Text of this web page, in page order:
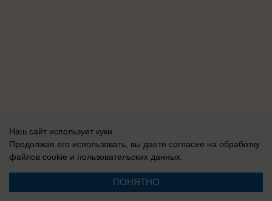
Наш сайт использует куки.
Продолжая его использовать, вы даете согласие на обработку
файлов cookie и пользовательских данных.
ПОНЯТНО